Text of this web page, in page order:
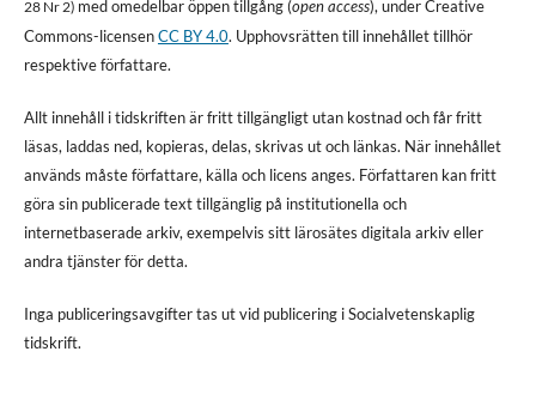
28 Nr 2) med omedelbar öppen tillgång (open access), under Creative
Commons-licensenCC BY 4.0. Upphovsrätten till innehållet tillhör
respektive författare.
Allt innehåll i tidskriften är fritt tillgängligt utan kostnad och får fritt
läsas, laddas ned, kopieras, delas, skrivas ut och länkas. När innehållet
används måste författare, källa och licens anges. Författaren kan fritt
göra sin publicerade text tillgänglig på institutionella och
internetbaserade arkiv, exempelvis sitt lärosätes digitala arkiv eller
andra tjänster för detta.
Inga publiceringsavgifter tas ut vid publicering i Socialvetenskaplig
tidskrift.